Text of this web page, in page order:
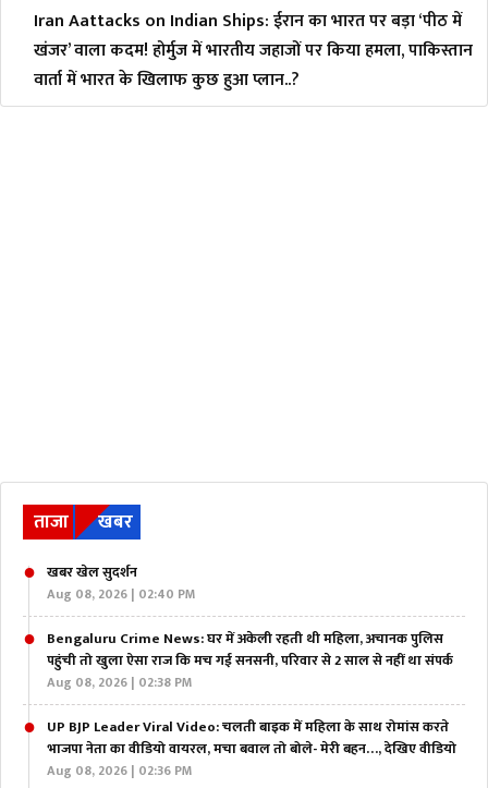
Iran Aattacks on Indian Ships: ईरान का भारत पर बड़ा ‘पीठ में
खंजर’ वाला कदम! होर्मुज में भारतीय जहाजों पर किया हमला, पाकिस्तान
वार्ता में भारत के खिलाफ कुछ हुआ प्लान..?
ताजा खबर
खबर खेल सुदर्शन
Aug 08, 2026 | 02:40 PM
Bengaluru Crime News: घर में अकेली रहती थी महिला, अचानक पुलिस
पहुंची तो खुला ऐसा राज कि मच गई सनसनी, परिवार से 2 साल से नहीं था संपर्क
Aug 08, 2026 | 02:38 PM
UP BJP Leader Viral Video: चलती बाइक में महिला के साथ रोमांस करते
भाजपा नेता का वीडियो वायरल, मचा बवाल तो बोले- मेरी बहन…, देखिए वीडियो
Aug 08, 2026 | 02:36 PM